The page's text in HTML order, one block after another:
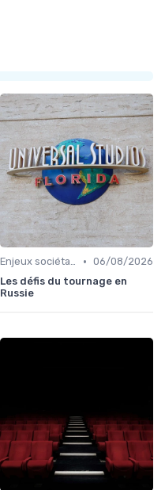
Enjeux sociétaux et environnementaux • 06/08/2026
Les défis du tournage en
Russie